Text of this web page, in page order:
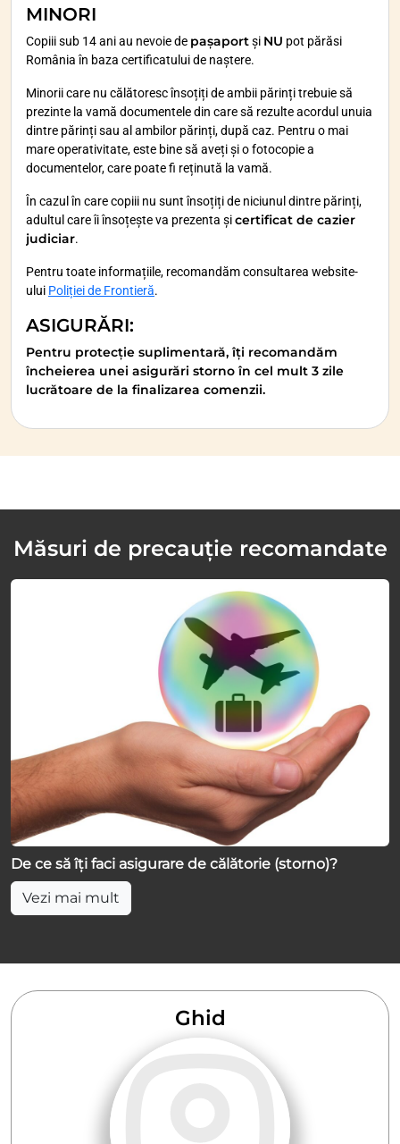
MINORI
Copiii sub 14 ani au nevoie de pașaportși NU pot părăsi
România în baza certificatului de naștere.
Minorii care nu călătoresc însoțiți de ambii părinți trebuie să
prezinte la vamă documentele din care să rezulte acordul unuia
dintre părinți sau al ambilor părinți, după caz. Pentru o mai
mare operativitate, este bine să aveți și o fotocopie a
documentelor, care poate fi reținută la vamă.
În cazul în care copiii nu sunt însoțiți de niciunul dintre părinți,
adultul care îi însoțește va prezenta șicertificat de cazier
judiciar.
Pentru toate informațiile, recomandăm consultarea website-
ului Poliției de Frontieră.
ASIGURĂRI:
Pentru protecție suplimentară, îți recomandăm
încheierea unei asigurări storno în cel mult 3 zile
lucrătoare de la finalizarea comenzii.
Măsuri de precauție recomandate
De ce să îți faci asigurare de călătorie (storno)?
Vezi mai mult
Ghid